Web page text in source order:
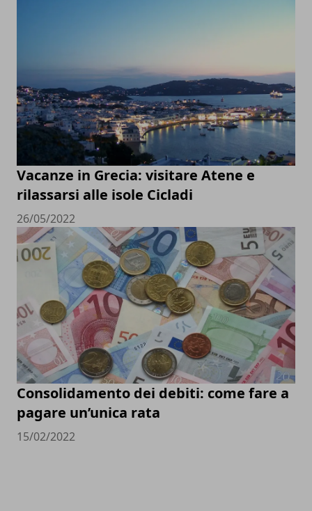
Vacanze in Grecia: visitare Atene e
rilassarsi alle isole Cicladi
26/05/2022
Consolidamento dei debiti: come fare a
pagare un’unica rata
15/02/2022